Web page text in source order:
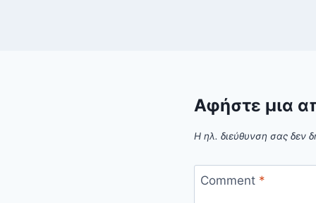
Αφήστε μια
Η ηλ. διεύθυνση σας δεν
Comment *